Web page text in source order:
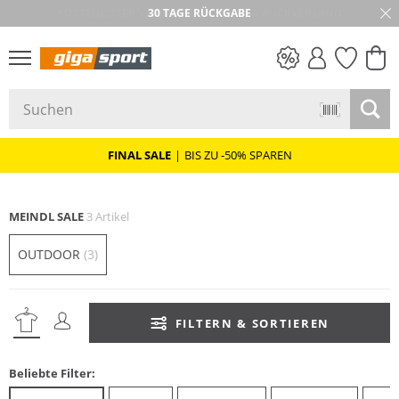
30 TAGE RÜCKGABE
FINAL SALE | BIS ZU -50% SPAREN
MEINDL SALE 3 Artikel
OUTDOOR (3)
FILTERN & SORTIEREN
Beliebte Filter: